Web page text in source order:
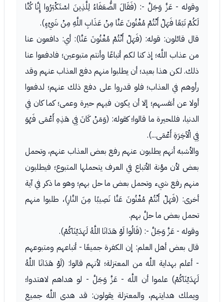
وقوله - عَزَّ وَجَلَّ -: (فَقَالَ الضُّعَفَاءُ لِلَّذِينَ اسْتَكْبَرُوا إِنَّا كُنَّا
لَكُمْ تَبَعًا فَهَلْ أَنْتُمْ مُغْنُونَ عَنَّا مِنْ عَذَابِ اللَّهِ مِنْ شَيْءٍ).
قال قائلون: قوله: (فَهَلْ أَنْتُمْ مُغْنُونَ عَنَّا): أي: دافعون عنا
من عذاب اللَّه؛ إذ كنا لكم أتباعًا وأنتم متبوعين؛ فادفعوا عنا
ذلك. لكن هذا بعيد؛ أن يطلبوا منهم دفع العذاب عنهم وقد
رأوهم في العذاب؛ فلو قدروا على دفع ذلك عنهم؛ لدفعوا
أولا عن أنفسهم؛ إلا أن يكون فيهم حيرة وعمى؛ كما كان في
الدنيا، فللحيرة ما قالوا؛ كقوله: (وَمَنْ كَانَ فِي هَذِهِ أَعْمَى فَهُوَ
فِي الْآخِرَةِ أَعْمَى...).
والأشبه أنهم يطلبون عنهم رفع بعض العذاب عنهم، وتحمل
بعض لأن مؤنة الأتباع في العرف يتحملها المتبوع؛ فيطلبون
منهم رفع شيء وتحمل بعض ما حل بهم؛ وهو ما ذكر في آية
أخرى: (فَهَلْ أَنْتُمْ مُغْنُونَ عَنَّا نَصِيبًا مِنَ النَّارِ)، طلبوا منهم
تحمل بعض ما حلَّ بهم.
وقوله - عَزَّ وَجَلَّ -: (قَالُوا لَوْ هَدَانَا اللَّهُ لَهَدَيْنَاكُمْ).
قال بعض أهل العلم: إن الكفرة جميعًا - أتباعهم ومتبوعهم
- أعلم بهداية اللَّه من المعتزلة؛ لأنهم قالوا: (لَوْ هَدَانَا اللَّهُ
لَهَدَيْنَاكُمْ) علموا أن اللَّه - عَزَّ وَجَلَّ - لو هداهم لاهتدوا؛
ويملك هدايتهم، والمعتزلة يقولون: قد هدى اللَّه جميع